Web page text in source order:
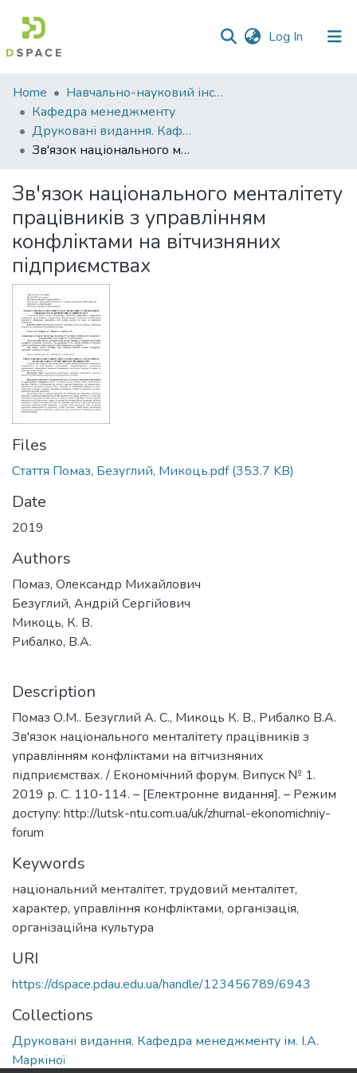
Log In (current)
Communities
&
Collections
All of DSpace
Statistics
Home
Навчально-науковий інститут економіки, управління, права та інформаційних технологій
Кафедра менеджменту
Друковані видання. Кафедра менеджменту ім. І.А. Маркіної
Зв'язок національного менталітету працівників з управлінням конфліктами на вітчизняних підприємствах
Зв'язок національного менталітету
працівників з управлінням
конфліктами на вітчизняних
підприємствах
Files
Стаття Помаз, Безуглий, Микоць.pdf(353.7 KB)
Date
2019
Authors
Помаз, Олександр Михайлович
Безуглий, Андрій Сергійович
Микоць, К. В.
Рибалко, В.А.
Description
Помаз О.М.. Безуглий А. С., Микоць К. В., Рибалко В.А.
Зв'язок національного менталітету працівників з
управлінням конфліктами на вітчизняних
підприємствах. / Економічний форум. Випуск № 1.
2019 р. С. 110-114. – [Електронне видання]. – Режим
доступу: http://lutsk-ntu.com.ua/uk/zhurnal-ekonomichniy-
forum
Keywords
національний менталітет, трудовий менталітет,
характер, управління конфліктами, організація,
організаційна культура
URI
https://dspace.pdau.edu.ua/handle/123456789/6943
Collections
Друковані видання. Кафедра менеджменту ім. І.А.
Маркіної